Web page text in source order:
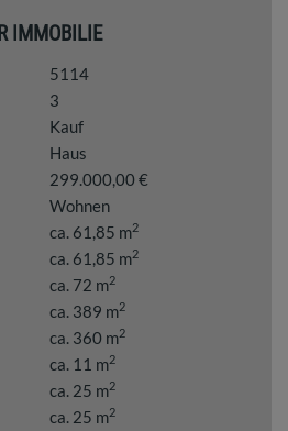
IMMOBILIE
5114
3
Kauf
Haus
299.000,00 €
Wohnen
ca. 61,85 m2
ca. 61,85 m2
ca. 72 m2
ca. 389 m2
ca. 360 m2
ca. 11 m2
ca. 25 m2
ca. 25 m2